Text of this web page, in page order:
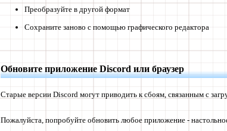
Преобразуйте в другой формат
Сохраните заново с помощью графического редактора
Обновите приложение Discord или браузер
Старые версии Discord могут приводить к сбоям, связанным с
Пожалуйста, попробуйте обновить любое приложение -